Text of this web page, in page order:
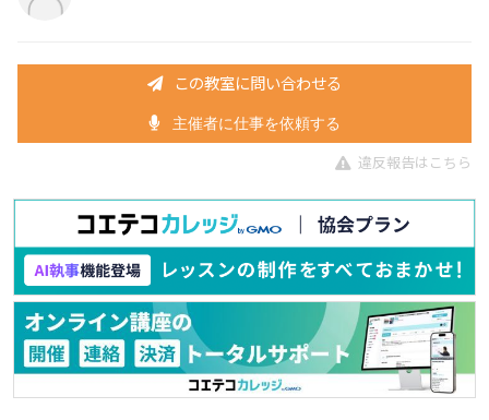
この教室に問い合わせる
主催者に仕事を依頼する
違反報告はこちら